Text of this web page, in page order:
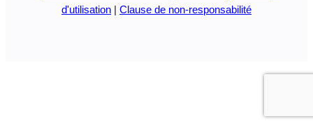
d'utilisation
Clause de non-responsabilité